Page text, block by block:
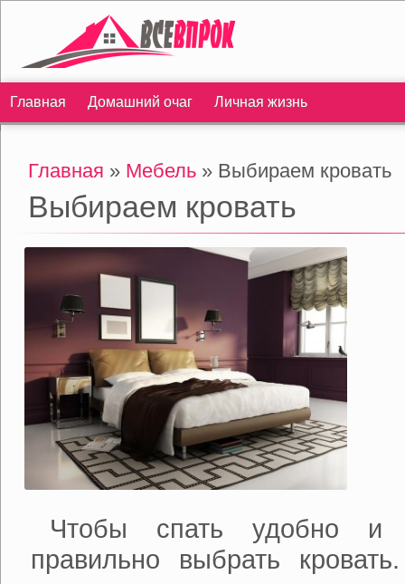
Главная Домашний очаг Личная жизнь
Главная » Мебель » Выбираем кровать
Выбираем кровать
Чтобы спать удобно и
правильно выбрать